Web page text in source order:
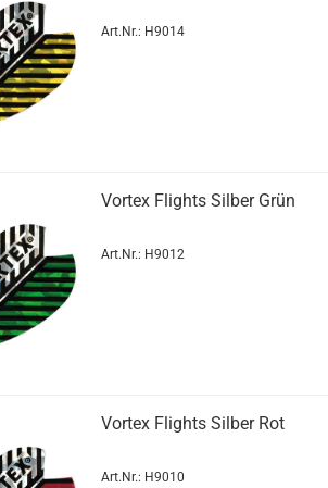
Art.Nr.: H9014
Vor­tex Flights Sil­ber Grün
Art.Nr.: H9012
Vor­tex Flights Sil­ber Rot
Art.Nr.: H9010